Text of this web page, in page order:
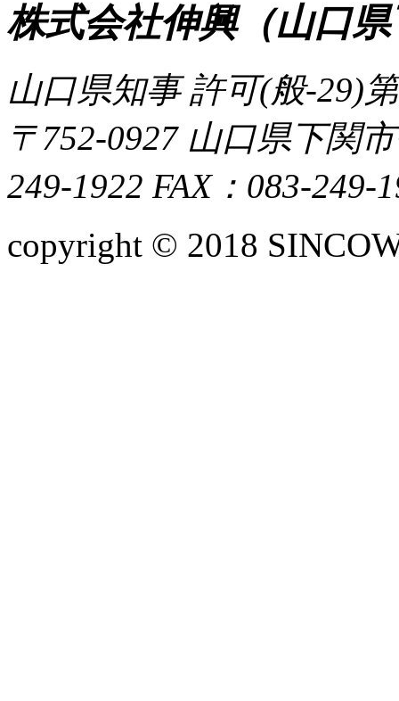
株式会社伸興（山口
山口県知事 許可(般-29)
〒752-0927 山口県下関
249-1922 FAX：083-249-
copyright © 2018